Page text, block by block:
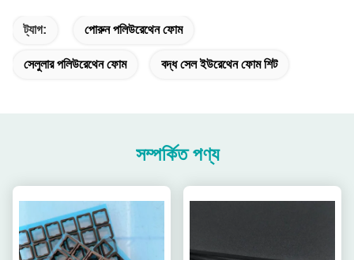
ট্যাগ: পোরুন পলিউরেথেন ফোম
সেলুলার পলিউরেথেন ফোম বদ্ধ সেল ইউরেথেন ফোম শিট
সম্পর্কিত পণ্য